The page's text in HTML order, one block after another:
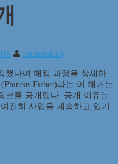
HackersLab
했다며 해킹 과정을 상세하
Fisher)라는 이 해커는
크를 공개했다. 공개 이유는
전히 사업을 계속하고 있기